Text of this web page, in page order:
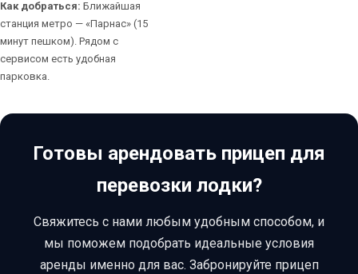
Как добраться: Ближайшая
станция метро — «Парнас» (15
минут пешком). Рядом с
сервисом есть удобная
парковка.
Готовы арендовать прицеп для
перевозки лодки?
Свяжитесь с нами любым удобным способом, и
мы поможем подобрать идеальные условия
аренды именно для вас. Забронируйте прицеп